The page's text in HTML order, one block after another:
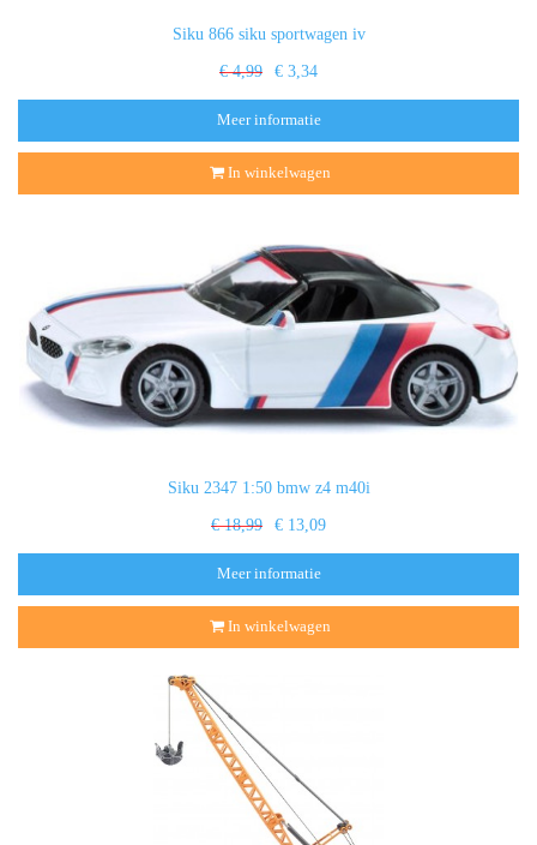
Siku 866 siku sportwagen iv
€ 4,99 € 3,34
Meer informatie
In winkelwagen
Siku 2347 1:50 bmw z4 m40i
€ 18,99 € 13,09
Meer informatie
In winkelwagen